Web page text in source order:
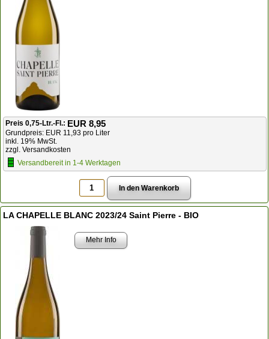
Preis 0,75-Ltr.-Fl.: EUR 8,95
Grundpreis: EUR 11,93 pro Liter
inkl. 19% MwSt.
zzgl. Versandkosten
Versandbereit in 1-4 Werktagen
LA CHAPELLE BLANC 2023/24 Saint Pierre - BIO
Mehr Info